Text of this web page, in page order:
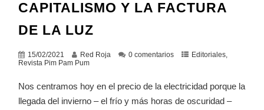
CAPITALISMO Y LA FACTURA
DE LA LUZ
15/02/2021 Red Roja 0 comentarios Editoriales,
Revista Pim Pam Pum
Nos centramos hoy en el precio de la electricidad porque la
llegada del invierno – el frío y más horas de oscuridad –